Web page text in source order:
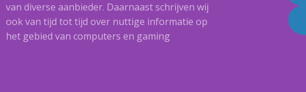
van diverse aanbieder. Daarnaast schrijven wij
ook van tijd tot tijd over nuttige informatie op
het gebied van computers en gaming